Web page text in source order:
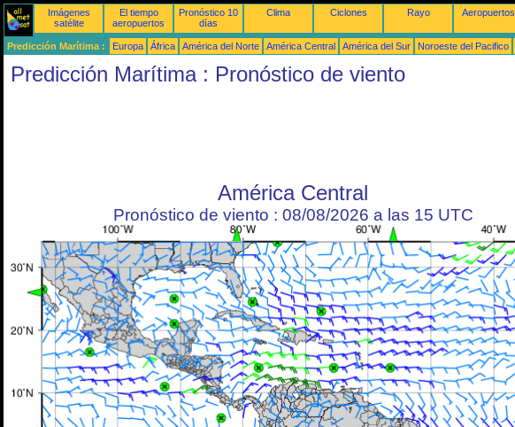
Imágenes
satélite
El tiempo
aeropuertos
Pronóstico 10
días
Clima Ciclones Rayo Aeropuertos
Predicción Marítima : Europa África América del Norte América Central América del Sur Noroeste del Pacifico
Predicción Marítima : Pronóstico de viento
América Central
Pronóstico de viento : 08/08/2026 a las 15 UTC